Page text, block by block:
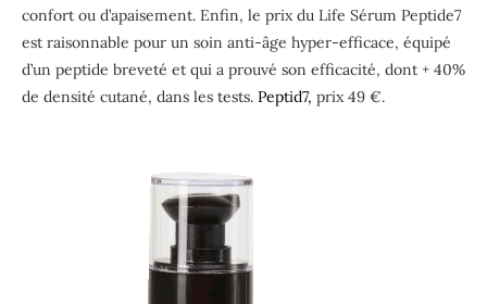
confort ou d’apaisement. Enfin, le prix du Life Sérum Peptide7
est raisonnable pour un soin anti-âge hyper-efficace, équipé
d’un peptide breveté et qui a prouvé son efficacité, dont + 40%
de densité cutané, dans les tests. Peptid7, prix 49 €.